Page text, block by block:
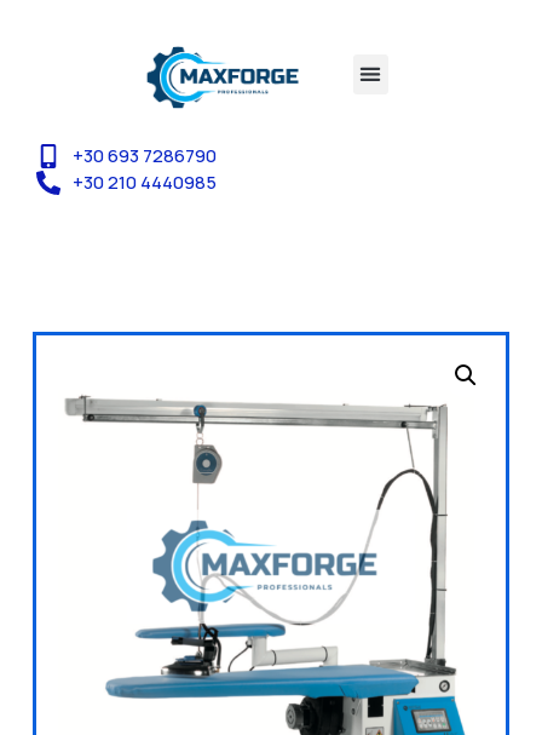
+30 693 7286790
+30 210 4440985